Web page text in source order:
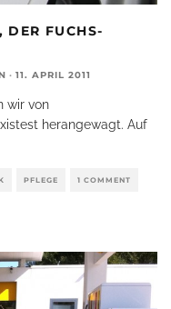
DER FUCHS-
· 11. APRIL 2011
wir von
herangewagt. Auf
PFLEGE 1 COMMENT